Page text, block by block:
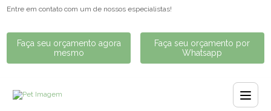
Entre em contato com um de nossos especialistas!
Faça seu orçamento agora
mesmo
Faça seu orçamento por
Whatsapp